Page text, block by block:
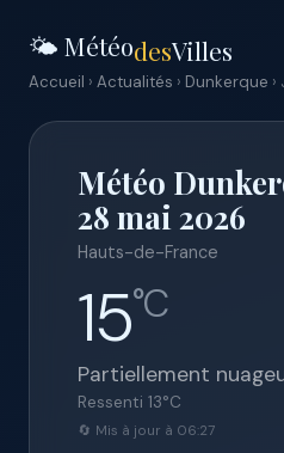
🌤️ MétéodesVilles
Accueil › Actualités › Dunkerque
Météo
28 mai 2026
Hauts-de-France
15°C
Partiellement
Ressenti 13°C
🔄 Mis à jour à 06:27